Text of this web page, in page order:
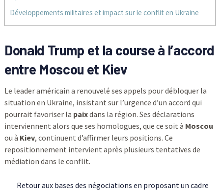
Développements militaires et impact sur le conflit en Ukraine
Donald Trump et la course à l’accord
entre Moscou et Kiev
Le leader américain a renouvelé ses appels pour débloquer la
situation en Ukraine, insistant sur l’urgence d’un accord qui
pourrait favoriser la paixdans la région. Ses déclarations
interviennent alors que ses homologues, que ce soit à Moscou
ou à Kiev, continuent d’affirmer leurs positions. Ce
repositionnement intervient après plusieurs tentatives de
médiation dans le conflit.
Retour aux bases des négociations en proposant un cadre